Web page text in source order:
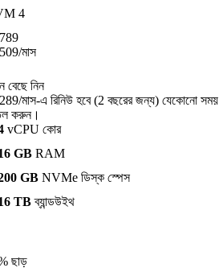
4
/মাস
বেছে নিন
মাস-এ রিনিউ হবে (2 বছরের জন্য) যেকোনো সময়
করুন।
vCPU কোর
GB RAM
GB NVMe ডিস্ক স্পেস
TBব্যান্ডউইথ
ছাড়